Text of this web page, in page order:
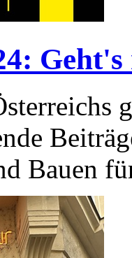
Geht's
Bauen